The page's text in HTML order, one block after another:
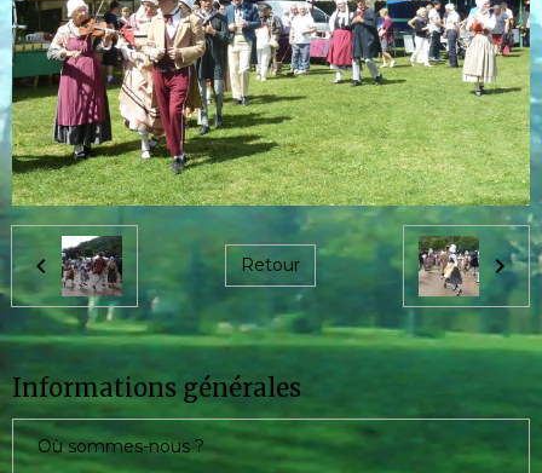
Retour
Informations générales
Où sommes-nous ?